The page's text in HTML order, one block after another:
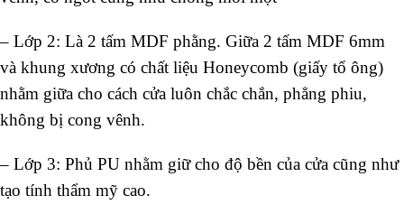
– Lớp 2: Là 2 tấm MDF phằng. Giữa 2 tấm MDF 6mm
và khung xương có chất liệu Honeycomb (giấy tổ ông)
nhằm giữa cho cách cửa luôn chắc chắn, phẳng phiu,
không bị cong vênh.
– Lớp 3: Phủ PU nhằm giữ cho độ bền của cửa cũng như
tạo tính thẩm mỹ cao.